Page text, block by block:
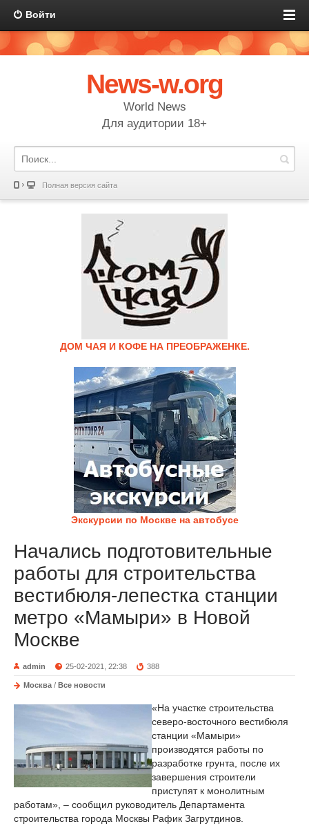
Войти
News-w.org
World News
Для аудитории 18+
Полная версия сайта
ДОМ ЧАЯ И КОФЕ НА ПРЕОБРАЖЕНКЕ.
Экскурсии по Москве на автобусе
Начались подготовительные
работы для строительства
вестибюля-лепестка станции
метро «Мамыри» в Новой
Москве
admin 25-02-2021, 22:38 388
Москва / Все новости
«На участке строительства
северо-восточного вестибюля
станции «Мамыри»
производятся работы по
разработке грунта, после их
завершения строители
приступят к монолитным
работам», – сообщил руководитель Департамента
строительства города Москвы Рафик Загрутдинов.